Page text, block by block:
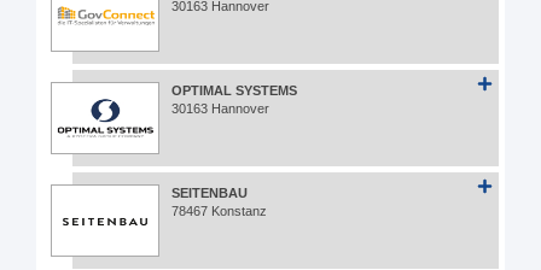
30163 Hannover
OPTIMAL SYSTEMS
30163 Hannover
SEITENBAU
78467 Konstanz